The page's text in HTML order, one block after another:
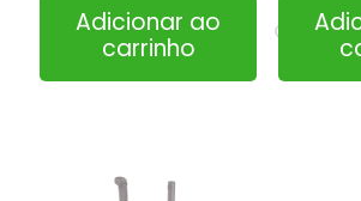
Adicionar ao
carrinho